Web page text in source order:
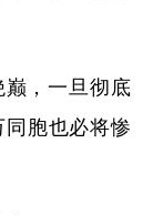
，一旦彻底
胞也必将惨